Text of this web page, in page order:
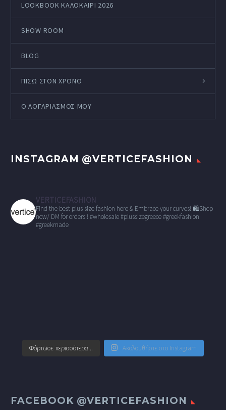
LOOKBOOK ΚΑΛΟΚΑΊΡΙ 2026
SHOW ROOM
BLOG
ΠΙΣΩ ΣΤΟΝ ΧΡΟΝΟ
Ο ΛΟΓΑΡΙΑΣΜΌΣ ΜΟΥ
INSTAGRAM @VERTICEFASHION
VERTICEFASHION
Find the best plus size fashion here & Embrace your curves! 🛍Shop
now/ DM for orders ! #wholesale#plussizegreece #greekfashion
#greekmade
Φόρτωσε περισσότερα... Ακολουθήστε στο Instagram
FACEBOOK @VERTICEFASHION